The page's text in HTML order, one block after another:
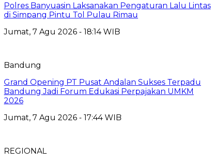
Polres Banyuasin Laksanakan Pengaturan Lalu Lintas
di Simpang Pintu Tol Pulau Rimau
Jumat, 7 Agu 2026 - 18:14 WIB
Bandung
Grand Opening PT Pusat Andalan Sukses Terpadu
Bandung Jadi Forum Edukasi Perpajakan UMKM
2026
Jumat, 7 Agu 2026 - 17:44 WIB
REGIONAL